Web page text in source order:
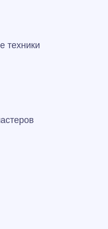
техники